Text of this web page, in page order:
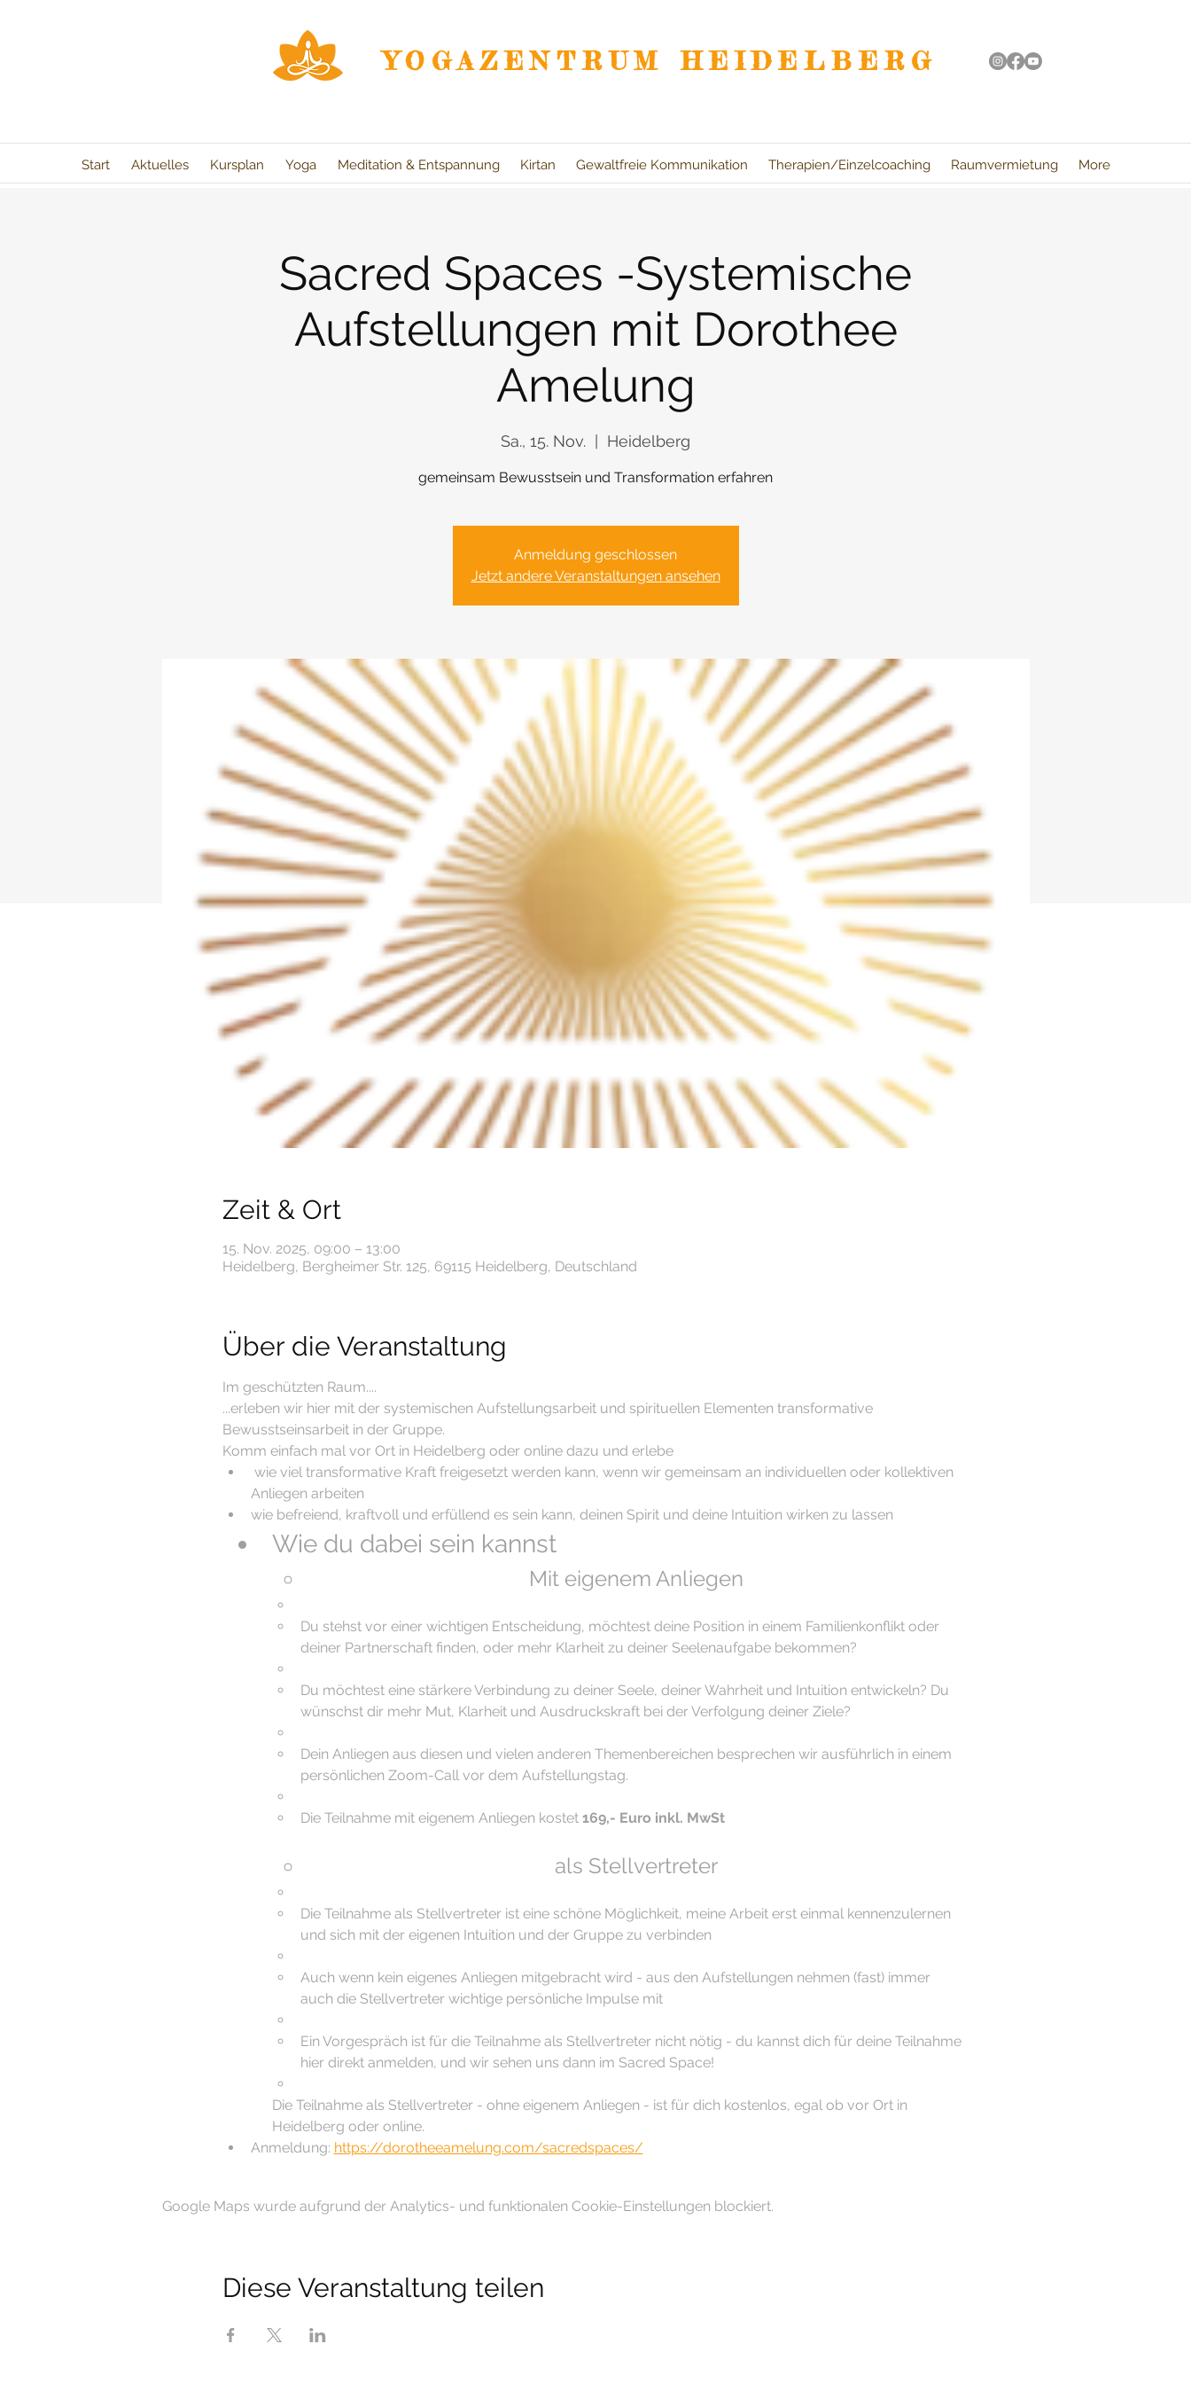
YOGAZENTRUM HEIDELBERG
Start Aktuelles Kursplan Yoga Meditation & Entspannung Kirtan Gewaltfreie Kommunikation Therapien/Einzelcoaching Raumvermietung More
Sacred Spaces -Systemische
Aufstellungen mit Dorothee
Amelung
Sa., 15. Nov. Heidelberg
gemeinsam Bewusstsein und Transformation erfahren
Anmeldung geschlossen
Jetzt andere Veranstaltungen ansehen
Zeit & Ort
15. Nov. 2025, 09:00 – 13:00
Heidelberg, Bergheimer Str. 125, 69115 Heidelberg, Deutschland
Über die Veranstaltung
Im geschützten Raum....
...erleben wir hier mit der systemischen Aufstellungsarbeit und spirituellen Elementen transformative
Bewusstseinsarbeit in der Gruppe.
Komm einfach mal vor Ort in Heidelberg oder online dazu und erlebe
wie viel transformative Kraft freigesetzt werden kann, wenn wir gemeinsam an individuellen oder kollektiven
Anliegen arbeiten
wie befreiend, kraftvoll und erfüllend es sein kann, deinen Spirit und deine Intuition wirken zu lassen
Wie du dabei sein kannst
Mit eigenem Anliegen
Du stehst vor einer wichtigen Entscheidung, möchtest deine Position in einem Familienkonflikt oder
deiner Partnerschaft finden, oder mehr Klarheit zu deiner Seelenaufgabe bekommen?
Du möchtest eine stärkere Verbindung zu deiner Seele, deiner Wahrheit und Intuition entwickeln? Du
wünschst dir mehr Mut, Klarheit und Ausdruckskraft bei der Verfolgung deiner Ziele?
Dein Anliegen aus diesen und vielen anderen Themenbereichen besprechen wir ausführlich in einem
persönlichen Zoom-Call vor dem Aufstellungstag.
Die Teilnahme mit eigenem Anliegen kostet 169,- Euro inkl. MwSt
als Stellvertreter
Die Teilnahme als Stellvertreter ist eine schöne Möglichkeit, meine Arbeit erst einmal kennenzulernen
und sich mit der eigenen Intuition und der Gruppe zu verbinden
Auch wenn kein eigenes Anliegen mitgebracht wird - aus den Aufstellungen nehmen (fast) immer
auch die Stellvertreter wichtige persönliche Impulse mit
Ein Vorgespräch ist für die Teilnahme als Stellvertreter nicht nötig - du kannst dich für deine Teilnahme
hier direkt anmelden, und wir sehen uns dann im Sacred Space!
Die Teilnahme als Stellvertreter - ohne eigenem Anliegen - ist für dich kostenlos, egal ob vor Ort in
Heidelberg oder online.
Anmeldung: https://dorotheeamelung.com/sacredspaces/
Google Maps wurde aufgrund der Analytics- und funktionalen Cookie-Einstellungen blockiert.
Diese Veranstaltung teilen